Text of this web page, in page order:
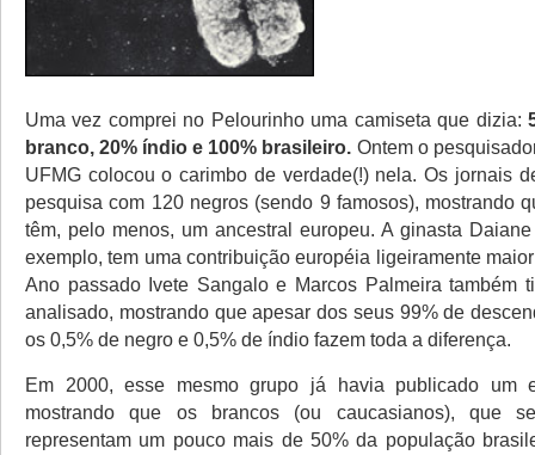
Uma vez comprei no Pelourinho uma camiseta que dizia:
branco, 20% índio e 100% brasileiro. Ontem o
UFMG colocou o carimbo de verdade(!) nela. Os jornais
pesquisa com 120 negros (sendo 9 famosos), mostrando
têm, pelo menos, um ancestral europeu. A ginasta
exemplo, tem uma contribuição européia ligeiramente
Ano passado Ivete Sangalo e Marcos Palmeira também
analisado, mostrando que apesar dos seus 99% de
os 0,5% de negro e 0,5% de índio fazem toda a diferença.
Em 2000, esse mesmo grupo já havia publicado um
mostrando que os brancos (ou caucasianos), que
representam um pouco mais de 50% da população